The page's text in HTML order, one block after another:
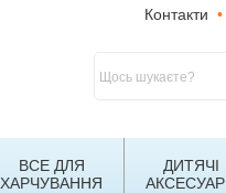
Контакти •
ВСЕ ДЛЯ
ХАРЧУВАННЯ
ДИТЯЧІ